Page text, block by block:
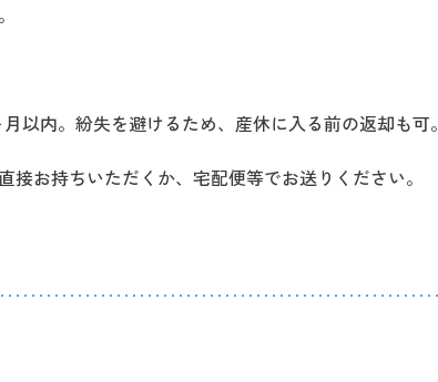
以内。紛失を避けるため、産休に入る前の返却も可。
お持ちいただくか、宅配便等でお送りください。